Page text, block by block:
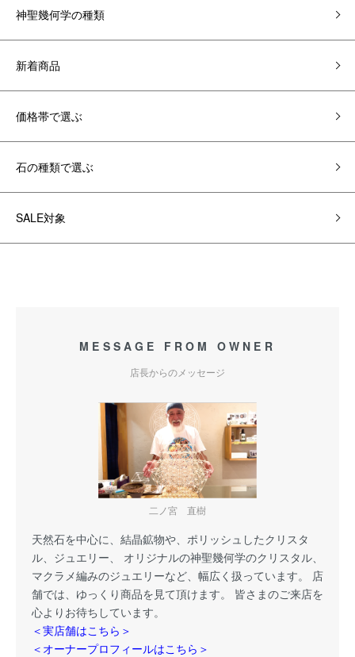
神聖幾何学の種類
新着商品
価格帯で選ぶ
石の種類で選ぶ
SALE対象
MESSAGE FROM OWNER
店長からのメッセージ
二ノ宮 直樹
天然石を中心に、結晶鉱物や、ポリッシュしたクリスタ
ル、ジュエリー、 オリジナルの神聖幾何学のクリスタル、
マクラメ編みのジュエリーなど、幅広く扱っています。 店
舗では、ゆっくり商品を見て頂けます。 皆さまのご来店を
心よりお待ちしています。
＜実店舗はこちら＞
＜オーナープロフィールはこちら＞